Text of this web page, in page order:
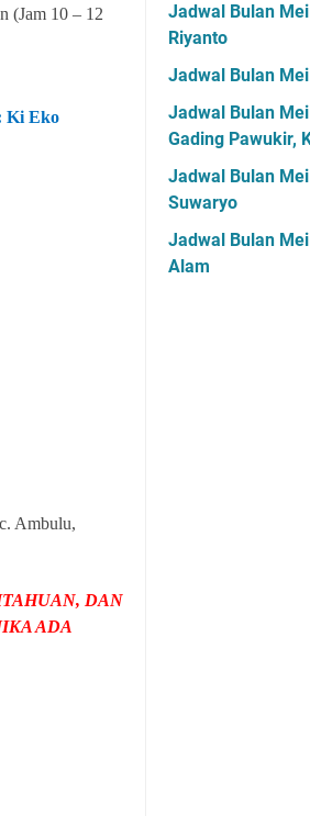
(Jam 10 – 12
Ki Eko
Ambulu,
DAN
ADA
Jadwal Bulan
Riyanto
Jadwal Bulan
Jadwal Bulan
Gading Pawukir,
Jadwal Bulan
Suwaryo
Jadwal Bulan
Alam